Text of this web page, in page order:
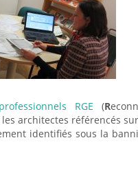
RGE (R
architectes référencés sur
identifiés sous la